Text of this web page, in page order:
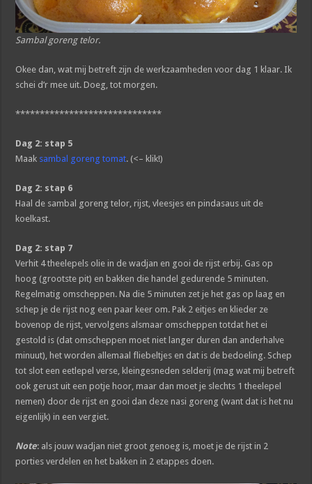
Sambal goreng telor.
Okee dan, wat mij betreft zijn de werkzaamheden voor dag 1 klaar. Ik
schei d’r mee uit. Doeg, tot morgen.
******************************
Dag 2: stap 5
Maak sambal goreng tomat. (<– klik!)
Dag 2: stap 6
Haal de sambal goreng telor, rijst, vleesjes en pindasaus uit de
koelkast.
Dag 2: stap 7
Verhit 4 theelepels olie in de wadjan en gooi de rijst erbij. Gas op
hoog (grootste pit) en bakken die handel gedurende 5 minuten.
Regelmatig omscheppen. Na die 5 minuten zet je het gas op laag en
schep je de rijst nog een paar keer om. Pak 2 eitjes en klieder ze
bovenop de rijst, vervolgens alsmaar omscheppen totdat het ei
gestold is (dat omscheppen moet niet langer duren dan anderhalve
minuut), het worden allemaal fliebeltjes en dat is de bedoeling. Schep
tot slot een eetlepel verse, kleingesneden selderij (mag wat mij betreft
ook gerust uit een potje hoor, maar dan moet je slechts 1 theelepel
nemen) door de rijst en gooi dan deze nasi goreng (want dat is het nu
eigenlijk) in een vergiet.
Note: als jouw wadjan niet groot genoeg is, moet je de rijst in 2
porties verdelen en het bakken in 2 etappes doen.